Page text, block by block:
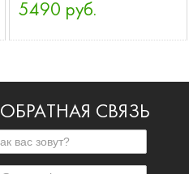
5490 руб.
ОБРАТНАЯ СВЯЗЬ